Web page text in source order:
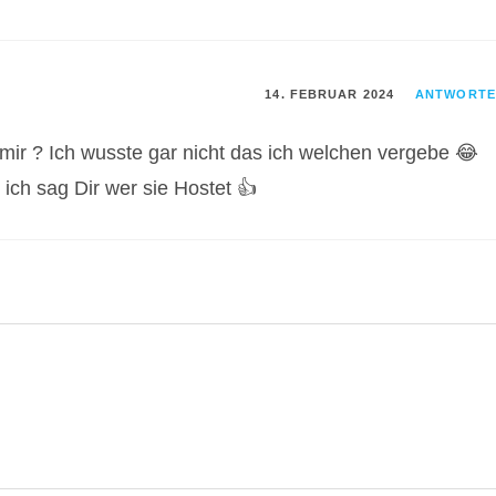
14. FEBRUAR 2024
? Ich wusste gar nicht das ich welchen vergebe 😂
sag Dir wer sie Hostet 👍